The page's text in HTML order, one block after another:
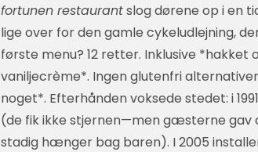
fortunen restaurantslog dørene op i en
lige over for den gamle cykeludlejning,
første menu? 12 retter. Inklusive
vaniljecrème*. Ingen glutenfri
noget*. Efterhånden voksede stedet: i
(de fik ikke stjernen—men gæsterne gav
stadig hænger bag baren). I 2005